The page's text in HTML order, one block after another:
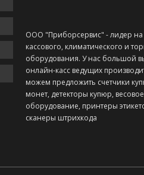
ООО "Приборсервис" - лидер
кассового, климатического и
оборудования. У нас большой
онлайн-касс ведущих
можем предложить счетчики
монет, детекторы купюр, весовое
оборудование, принтеры
сканеры штрихкода